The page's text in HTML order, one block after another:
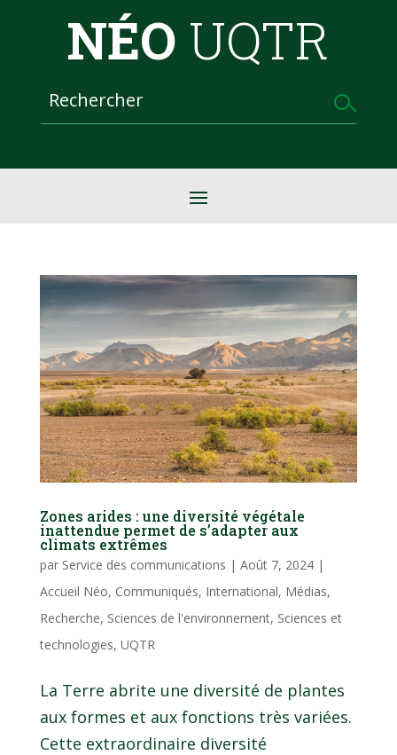
NÉO UQTR
Zones arides : une diversité végétale
inattendue permet de s’adapter aux
climats extrêmes
par Service des communications | Août 7, 2024|
Accueil Néo, Communiqués, International, Médias,
Recherche, Sciences de l'environnement, Sciences et
technologies, UQTR
La Terre abrite une diversité de plantes
aux formes et aux fonctions très variées.
Cette extraordinaire diversité